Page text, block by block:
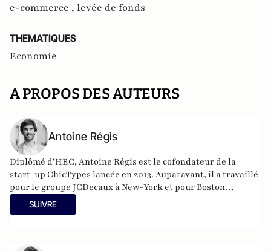
e-commerce , levée de fonds
THEMATIQUES
Economie
A PROPOS DES AUTEURS
Antoine Régis
Diplômé d’HEC, Antoine Régis est le cofondateur de la
start-up ChicTypes lancée en 2013. Auparavant, il a travaillé
pour le groupe JCDecaux à New-York et pour Boston
Consulting Group.
SUIVRE